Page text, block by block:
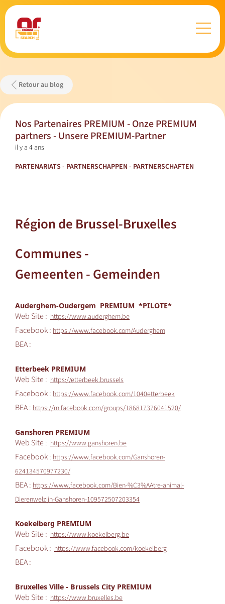
Retour au blog
Nos Partenaires PREMIUM - Onze PREMIUM
partners - Unsere PREMIUM-Partner
il y a 4 ans
PARTENARIATS - PARTNERSCHAPPEN - PARTNERSCHAFTEN
Région de Brussel-Bruxelles
Communes -
Gemeenten - Gemeinden
Auderghem-Oudergem PREMIUM *PILOTE*
Web Site : https://www.auderghem.be
Facebook :https://www.facebook.com/Auderghem
BEA :
Etterbeek PREMIUM
Web Site : https://etterbeek.brussels
Facebook :https://www.facebook.com/1040etterbeek
BEA :https://m.facebook.com/groups/186817376041520/
Ganshoren PREMIUM
Web Site : https://www.ganshoren.be
Facebook :https://www.facebook.com/Ganshoren-
624134570977230/
BEA :https://www.facebook.com/Bien-%C3%AAtre-animal-
Dierenwelzijn-Ganshoren-109572507203354
Koekelberg PREMIUM
Web Site : https://www.koekelberg.be
Facebook : https://www.facebook.com/koekelberg
BEA :
Bruxelles Ville - Brussels City PREMIUM
Web Site : https://www.bruxelles.be